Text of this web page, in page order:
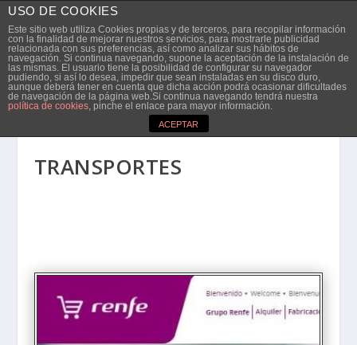
TRANSPORTES
USO DE COOKIES
Este sitio web utiliza Cookies propias y de terceros, para recopilar información
con la finalidad de mejorar nuestros servicios, para mostrarle publicidad
relacionada con sus preferencias, así como analizar sus hábitos de
navegación. Si continua navegando, supone la aceptación de la instalación de
las mismas. El usuario tiene la posibilidad de configurar su navegador
pudiendo, si así lo desea, impedir que sean instaladas en su disco duro,
aunque deberá tener en cuenta que dicha acción podrá ocasionar dificultades
de navegación de la página web.Si continua navegando tendrá nuestra
política de cookies, pinche el enlace para mayor información.
ACEPTAR